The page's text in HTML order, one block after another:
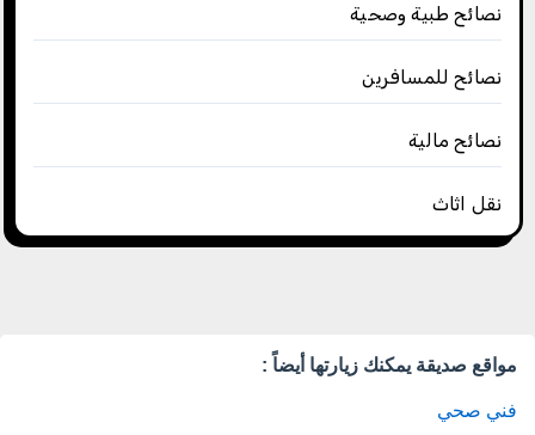
نصائح طبية وصحية
نصائح للمسافرين
نصائح مالية
نقل اثاث
مواقع صديقة يمكنك زيارتها أيضاً :
فني صحي